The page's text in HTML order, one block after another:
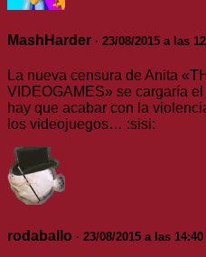
MashHarder · 23/08/2015 a las
La nueva censura de Anita
VIDEOGAMES» se cargaría
hay que acabar con la
los videojuegos… :sisi:
rodaballo · 23/08/2015 a las 14:40